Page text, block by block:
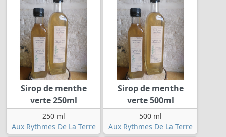
Sirop de menthe
verte 250ml
250 ml
Aux Rythmes De La Terre
Sirop de menthe
verte 500ml
500 ml
Aux Rythmes De La Terre